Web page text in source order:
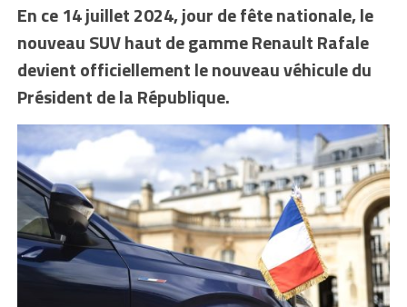
En ce 14 juillet 2024, jour de fête nationale, le
nouveau SUV haut de gamme Renault Rafale
devient officiellement le nouveau véhicule du
Président de la République.